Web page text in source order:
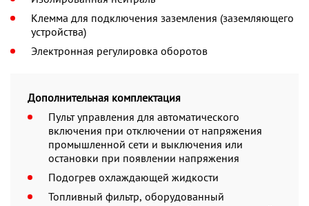
Клемма для подключения заземления (заземляющего
устройства)
Электронная регулировка оборотов
Дополнительная комплектация
Пульт управления для автоматического
включения при отключении от напряжения
промышленной сети и выключения или
остановки при появлении напряжения
Подогрев охлаждающей жидкости
Топливный фильтр, оборудованный